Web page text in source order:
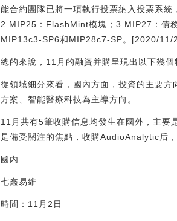
能合約團隊已將一項執行投票納入投票系
2.MIP25：FlashMint模塊；3.MIP27：債
MIP13c3-SP6和MIP28c7-SP。[2020/11/
總的來說，11月的融資并購呈現出以下幾個
從領域細分來看，國內方面，投資的主要
方案、智能醫療科技為主導方向。
11月共有5筆收購信息均發生在國外，主
是備受關注的焦點，收購AudioAnalytic后
國內
七鑫易維
時間：11月2日